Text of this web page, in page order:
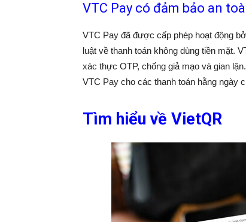
VTC Pay có đảm bảo an
VTC Pay đã được cấp phép hoạt động
luật về thanh toán không dùng tiền mặt.
xác thực OTP, chống giả mạo và gian
VTC Pay cho các thanh toán hằng ngày
Tìm hiểu về VietQR